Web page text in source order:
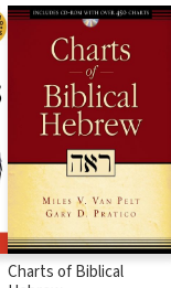
Charts of Biblical